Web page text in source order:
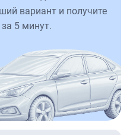
вариант и получите
5 минут.